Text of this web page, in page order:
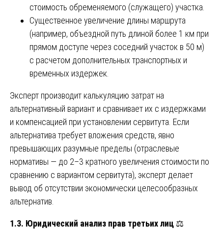
стоимость обременяемого (служащего) участка.
Существенное увеличение длины маршрута
(например, объездной путь длиной более 1 км при
прямом доступе через соседний участок в 50 м)
с расчетом дополнительных транспортных и
временных издержек.
Эксперт производит калькуляцию затрат на
альтернативный вариант и сравнивает их с издержками
и компенсацией при установлении сервитута. Если
альтернатива требует вложения средств, явно
превышающих разумные пределы (отраслевые
нормативы — до 2–3 кратного увеличения стоимости по
сравнению с вариантом сервитута), эксперт делает
вывод об отсутствии экономически целесообразных
альтернатив.
1.3. Юридический анализ прав третьих лиц ⚖️